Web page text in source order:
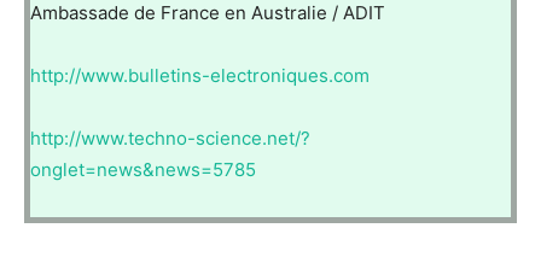
Ambassade de France en Australie / ADIT
http://www.bulletins-electroniques.com
http://www.techno-science.net/?
onglet=news&news=5785